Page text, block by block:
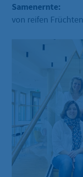
Samenernte:
von reifen Früchten